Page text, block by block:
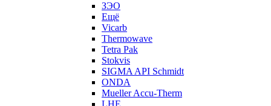
ЗЭО
Ещё
Vicarb
Thermowave
Tetra Pak
Stokvis
SIGMA API Schmidt
ONDA
Mueller Accu-Therm
LHE